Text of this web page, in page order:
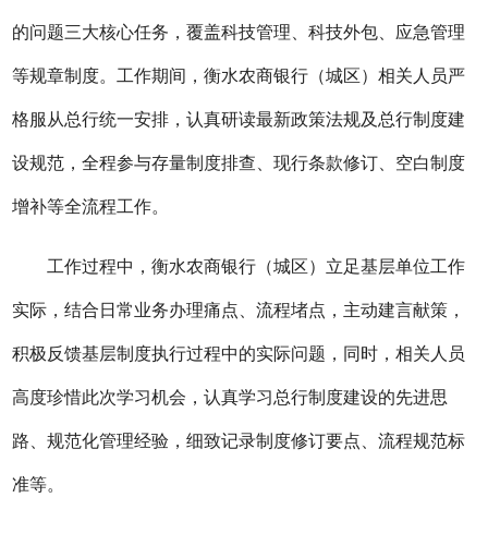
的问题三大核心任务，覆盖科技管理、科技外包、应急管理
等规章制度。工作期间，衡水农商银行（城区）相关 人员严
格服从总行统一安排，认真研读最新政策法规及 总行制度建
设规范，全程参与存量制度排查、现行条款修订、空白制度
增补等全流程工作。
工作过程中，衡水农商银行（城区） 立足基层单位工作
实际，结合日常业务办理痛点、流程堵点，主动建言献策，
积极反馈基层制度执行过程中的实际问题，同时，相关 人员
高度珍惜此次学习机会 ，认真学习总行制度建设的先进思
路、规范化管理经验，细致记录制度修订要点、流程规范标
准等。